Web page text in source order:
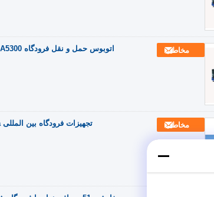
اتوبوس حمل و نقل فرودگاه A5300 با ظرفیت بزرگ و دکوراسیون سفارشی مخاطب
تجهیزات فرودگاه بین المللی Xinfa، کوتاه شاتل فرودگاه Radius Vip مخاطب